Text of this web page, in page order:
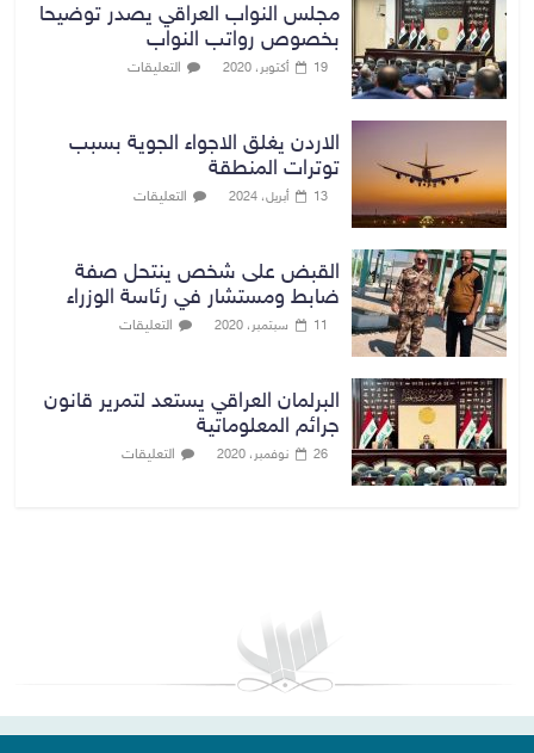
مجلس النواب العراقي يصدر توضيحا
بخصوص رواتب النواب
19 أكتوبر، 2020 التعليقات
الاردن يغلق الاجواء الجوية بسبب
توترات المنطقة
13 أبريل، 2024 التعليقات
القبض على شخص ينتحل صفة
ضابط ومستشار في رئاسة الوزراء
11 سبتمبر، 2020 التعليقات
البرلمان العراقي يستعد لتمرير قانون
جرائم المعلوماتية
26 نوفمبر، 2020 التعليقات